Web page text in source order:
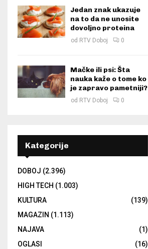
Jedan znak ukazuje
na to da ne unosite
dovoljno proteina
od RTV Doboj 0
Mačke ili psi: Šta
nauka kaže o tome ko
je zapravo pametniji?
od RTV Doboj 0
Kategorije
DOBOJ (2.396)
HIGH TECH (1.003)
KULTURA
(139)
MAGAZIN (1.113)
NAJAVA
(1)
OGLASI
(16)